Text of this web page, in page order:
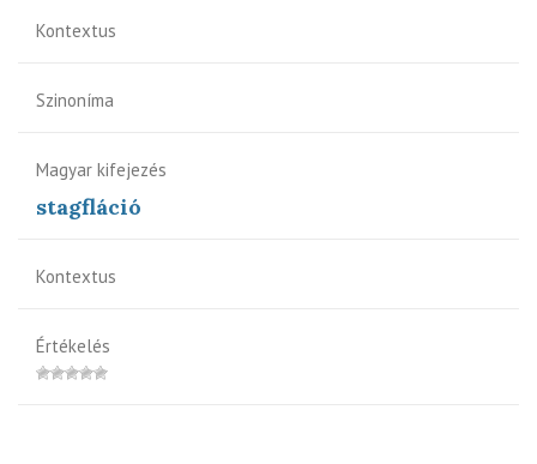
Kontextus
Szinoníma
Magyar kifejezés
stagfláció
Kontextus
Értékelés